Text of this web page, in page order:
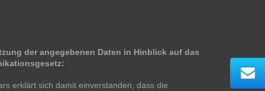
der angegebenen Daten in Hinblick auf das
erklärt sich damit einverstanden, dass die